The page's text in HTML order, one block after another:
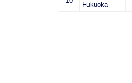
Fukuoka